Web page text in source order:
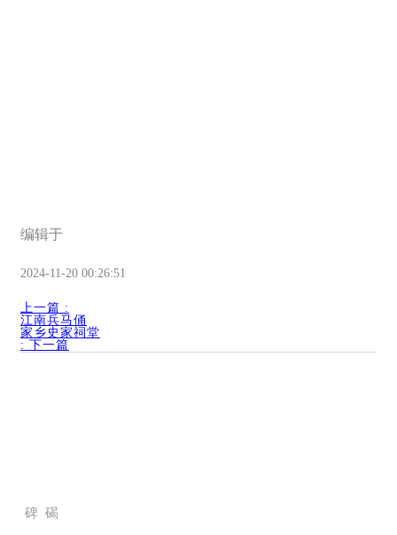
编辑于
2024-11-20 00:26:51
上一篇 :
江南兵马俑
家乡史家祠堂
: 下一篇
碑 碣